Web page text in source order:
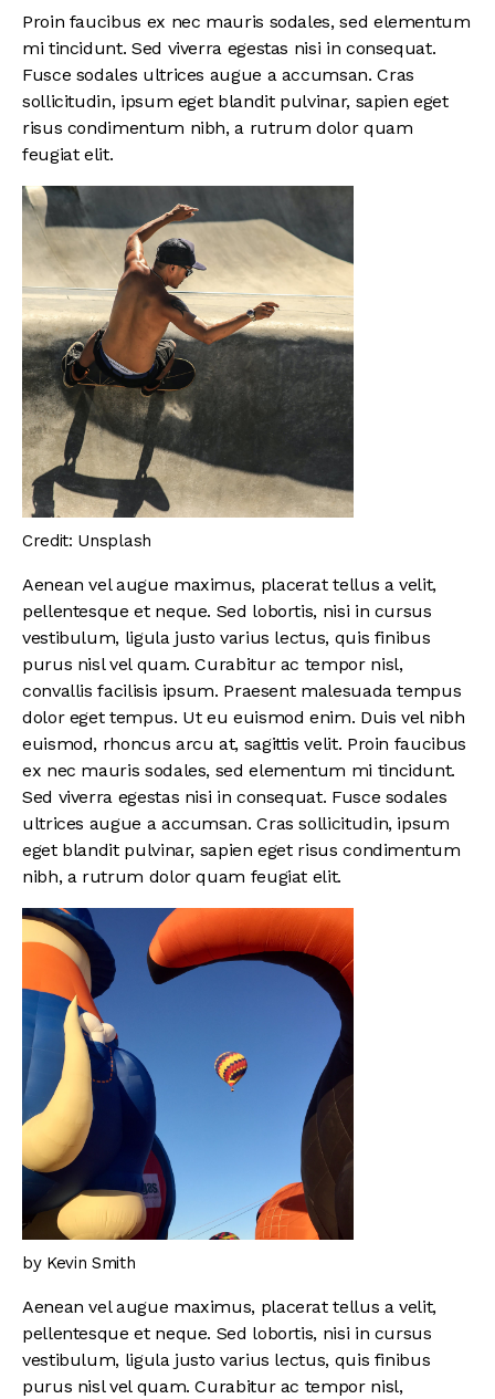
Proin faucibus ex nec mauris sodales, sed elementum
mi tincidunt. Sed viverra egestas nisi in consequat.
Fusce sodales ultrices augue a accumsan. Cras
sollicitudin, ipsum eget blandit pulvinar, sapien eget
risus condimentum nibh, a rutrum dolor quam
feugiat elit.
Credit: Unsplash
Aenean vel augue maximus, placerat tellus a velit,
pellentesque et neque. Sed lobortis, nisi in cursus
vestibulum, ligula justo varius lectus, quis finibus
purus nisl vel quam. Curabitur ac tempor nisl,
convallis facilisis ipsum. Praesent malesuada tempus
dolor eget tempus. Ut eu euismod enim. Duis vel nibh
euismod, rhoncus arcu at, sagittis velit. Proin faucibus
ex nec mauris sodales, sed elementum mi tincidunt.
Sed viverra egestas nisi in consequat. Fusce sodales
ultrices augue a accumsan. Cras sollicitudin, ipsum
eget blandit pulvinar, sapien eget risus condimentum
nibh, a rutrum dolor quam feugiat elit.
by Kevin Smith
Aenean vel augue maximus, placerat tellus a velit,
pellentesque et neque. Sed lobortis, nisi in cursus
vestibulum, ligula justo varius lectus, quis finibus
purus nisl vel quam. Curabitur ac tempor nisl,